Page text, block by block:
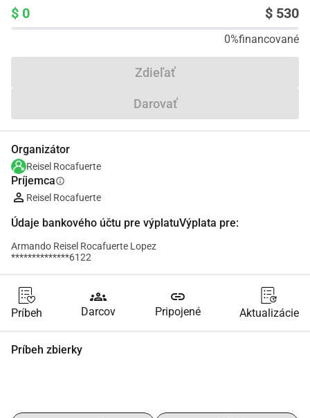
$ 0 $ 530
0%financované
Zdieľať
Darovať
Organizátor
Reisel Rocafuerte
Príjemcainfo
Reisel Rocafuerte
Údaje bankového účtu pre výplatuVýplata pre:
Armando Reisel Rocafuerte Lopez
**************6122
Príbeh
groups
Darcov
link
Pripojené Aktualizácie
Príbeh zbierky